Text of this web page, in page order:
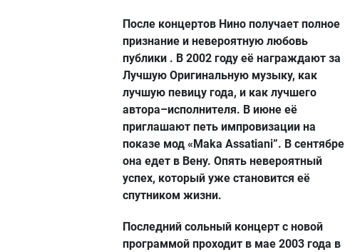
После концертов Нино получает полное
признание и невероятную любовь
публики . В 2002 году её награждают за
Лучшую Оригинальную музыку, как
лучшую певицу года, и как лучшего
автора–исполнителя. В июне её
приглашают петь импровизации на
показе мод «Maka Assatiani”. В сентябре
она едет в Вену. Опять невероятный
успех, который уже становится её
спутником жизни.
Последний сольный концерт с новой
программой проходит в мае 2003 года в